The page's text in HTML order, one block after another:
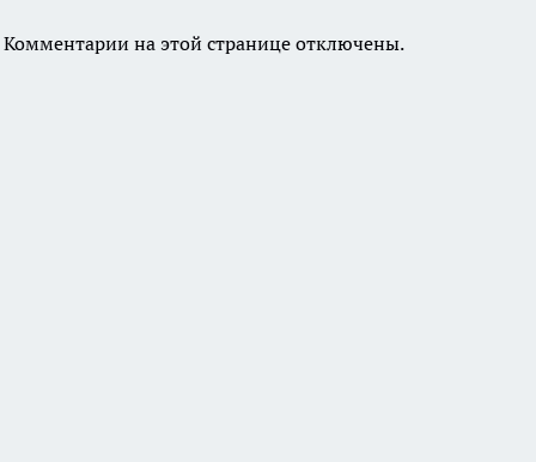
Комментарии на этой странице отключены.